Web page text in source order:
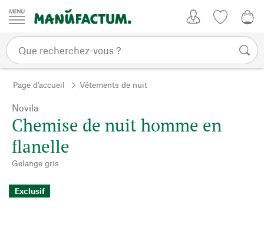
Passer au contenu
Page d'accueil Vêtements de nuit
Novila
Chemise de nuit homme en
flanelle
Gelange gris
Exclusif